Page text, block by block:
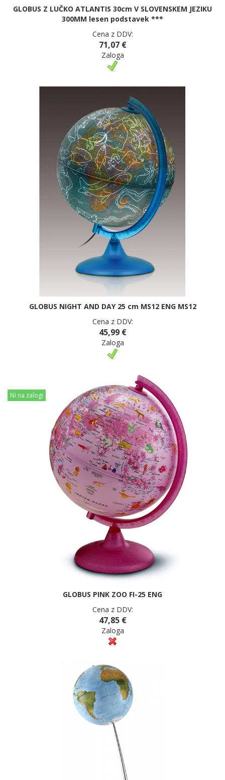
GLOBUS Z LUČKO ATLANTIS 30cm V SLOVENSKEM JEZIKU
300MM lesen podstavek ***
Cena z DDV:
71,07 €
Zaloga
GLOBUS NIGHT AND DAY 25 cm MS12 ENG MS12
Cena z DDV:
45,99 €
Zaloga
Ni na zalogi
GLOBUS PINK ZOO FI-25 ENG
Cena z DDV:
47,85 €
Zaloga